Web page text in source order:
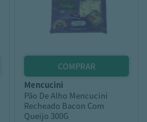
mencucini
Pão De Alho Mencucini
Recheado Bacon Com
Queijo 300G